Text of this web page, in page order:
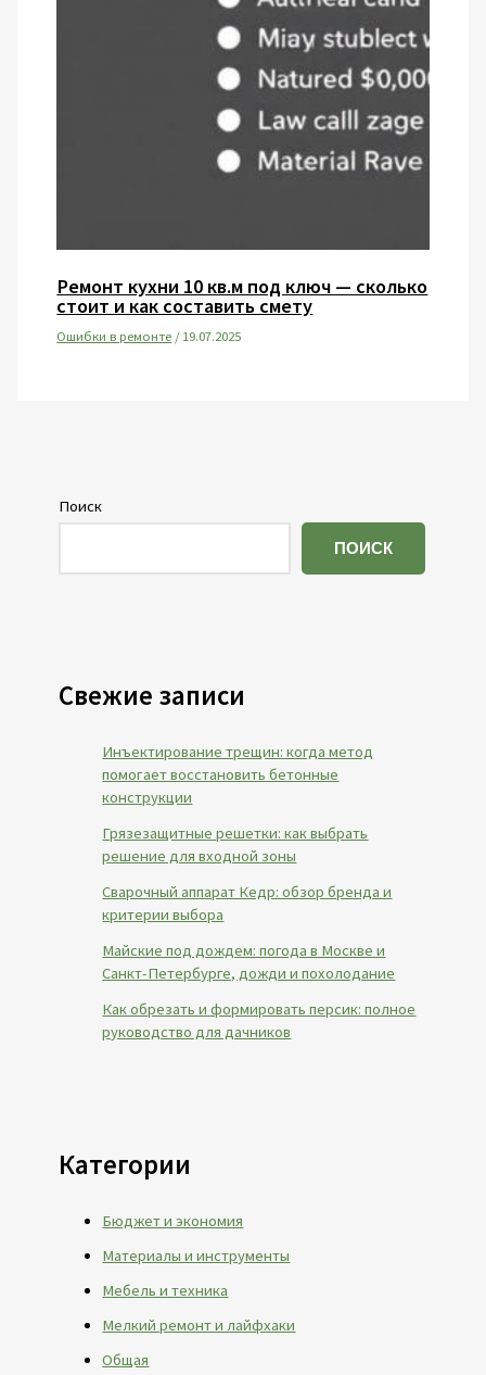
Ремонт кухни 10 кв.м под ключ — сколько
стоит и как составить смету
Ошибки в ремонте /19.07.2025
Поиск
ПОИСК
Свежие записи
Инъектирование трещин: когда метод
помогает восстановить бетонные
конструкции
Грязезащитные решетки: как выбрать
решение для входной зоны
Сварочный аппарат Кедр: обзор бренда и
критерии выбора
Майские под дождем: погода в Москве и
Санкт-Петербурге, дожди и похолодание
Как обрезать и формировать персик: полное
руководство для дачников
Категории
Бюджет и экономия
Материалы и инструменты
Мебель и техника
Мелкий ремонт и лайфхаки
Общая